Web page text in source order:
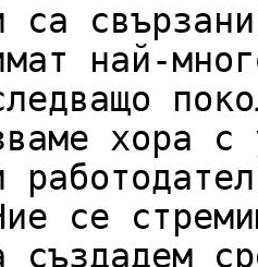
са
най-
хора с
се
създадем